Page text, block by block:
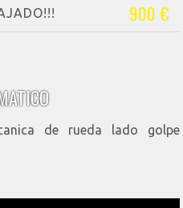
900 €
de rueda lado golpe